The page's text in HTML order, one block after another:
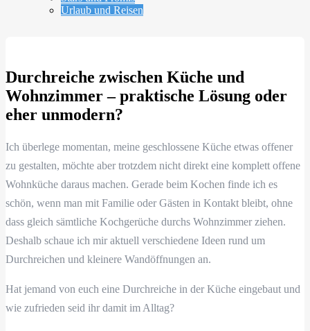
Urlaub und Reisen
Durchreiche zwischen Küche und
Wohnzimmer – praktische Lösung oder
eher unmodern?
Ich überlege momentan, meine geschlossene Küche etwas offener
zu gestalten, möchte aber trotzdem nicht direkt eine komplett offene
Wohnküche daraus machen. Gerade beim Kochen finde ich es
schön, wenn man mit Familie oder Gästen in Kontakt bleibt, ohne
dass gleich sämtliche Kochgerüche durchs Wohnzimmer ziehen.
Deshalb schaue ich mir aktuell verschiedene Ideen rund um
Durchreichen und kleinere Wandöffnungen an.
Hat jemand von euch eine Durchreiche in der Küche eingebaut und
wie zufrieden seid ihr damit im Alltag?